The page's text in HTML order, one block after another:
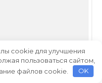
cookie для улучшения
пользоваться сайтом,
файлов cookie.
OK